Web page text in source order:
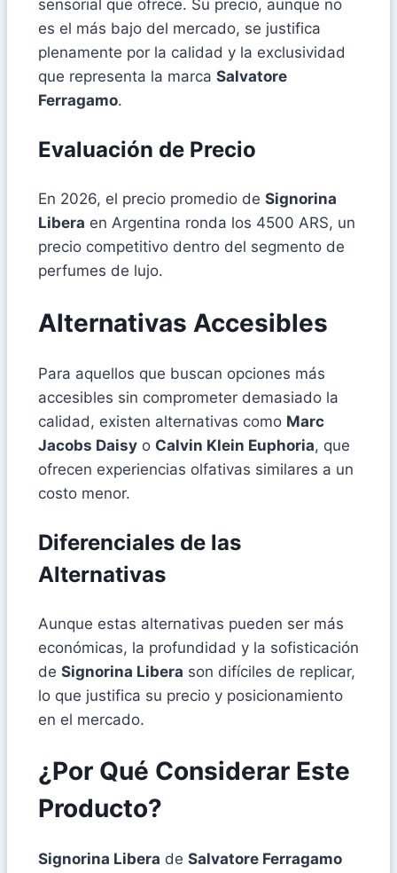
sensorial que ofrece. Su precio, aunque no
es el más bajo del mercado, se justifica
plenamente por la calidad y la exclusividad
que representa la marca Salvatore
Ferragamo.
Evaluación de Precio
En 2026, el precio promedio de Signorina
Libera en Argentina ronda los 4500 ARS, un
precio competitivo dentro del segmento de
perfumes de lujo.
Alternativas Accesibles
Para aquellos que buscan opciones más
accesibles sin comprometer demasiado la
calidad, existen alternativas como Marc
Jacobs Daisy o Calvin Klein Euphoria, que
ofrecen experiencias olfativas similares a un
costo menor.
Diferenciales de las
Alternativas
Aunque estas alternativas pueden ser más
económicas, la profundidad y la sofisticación
de Signorina Libera son difíciles de replicar,
lo que justifica su precio y posicionamiento
en el mercado.
¿Por Qué Considerar Este
Producto?
Signorina Libera de Salvatore Ferragamo